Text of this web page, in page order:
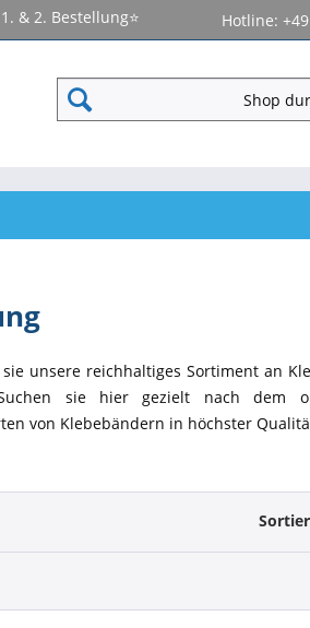
& 2. Bestellung⭐ Hotline:
unsere reichhaltiges Sortiment an
sie hier gezielt nach dem
von Klebebändern in höchster